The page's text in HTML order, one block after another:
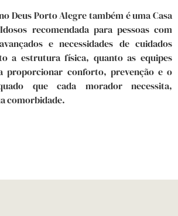
Deus Porto Alegre também é uma Casa
recomendada para pessoas com
e necessidades de cuidados
a estrutura física, quanto as equipes
proporcionar conforto, prevenção e o
que cada morador necessita,
comorbidade.